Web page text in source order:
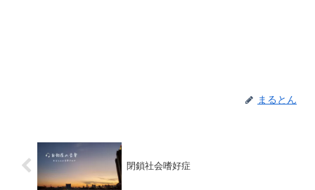
まるとん
閉鎖社会嗜好症